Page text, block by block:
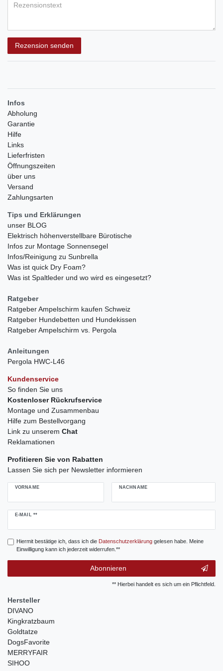
Rezension senden
Infos
Abholung
Garantie
Hilfe
Links
Lieferfristen
Öffnungszeiten
über uns
Versand
Zahlungsarten
Tips und Erklärungen
unser BLOG
Elektrisch höhenverstellbare Bürotische
Infos zur Montage Sonnensegel
Infos/Reinigung zu Sunbrella
Was ist quick Dry Foam?
Was ist Spaltleder und wo wird es eingesetzt?
Ratgeber
Ratgeber Ampelschirm kaufen Schweiz
Ratgeber Hundebetten und Hundekissen
Ratgeber Ampelschirm vs. Pergola
Anleitungen
Pergola HWC-L46
Kundenservice
So finden Sie uns
Kostenloser Rückrufservice
Montage und Zusammenbau
Hilfe zum Bestellvorgang
Link zu unserem Chat
Reklamationen
Profitieren Sie von Rabatten
Lassen Sie sich per Newsletter informieren
VORNAME NACHNAME
E-MAIL **
Newsletter
Hiermit bestätige ich, dass ich die Daten­schutz­erklärunggelesen habe. Meine
Einwilligung kann ich jederzeit widerrufen.**
Abonnieren
** Hierbei handelt es sich um ein Pflichtfeld.
Hersteller
DIVANO
Kingkratzbaum
Goldtatze
DogsFavorite
MERRYFAIR
SIHOO